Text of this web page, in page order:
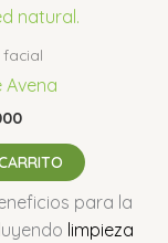
facial
para la
limpieza